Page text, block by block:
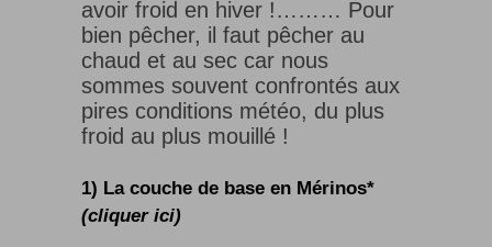
avoir froid en hiver !……… Pour
bien pêcher, il faut pêcher au
chaud et au sec car nous
sommes souvent confrontés aux
pires conditions météo, du plus
froid au plus mouillé !
1) La couche de base en Mérinos*
(cliquer ici)